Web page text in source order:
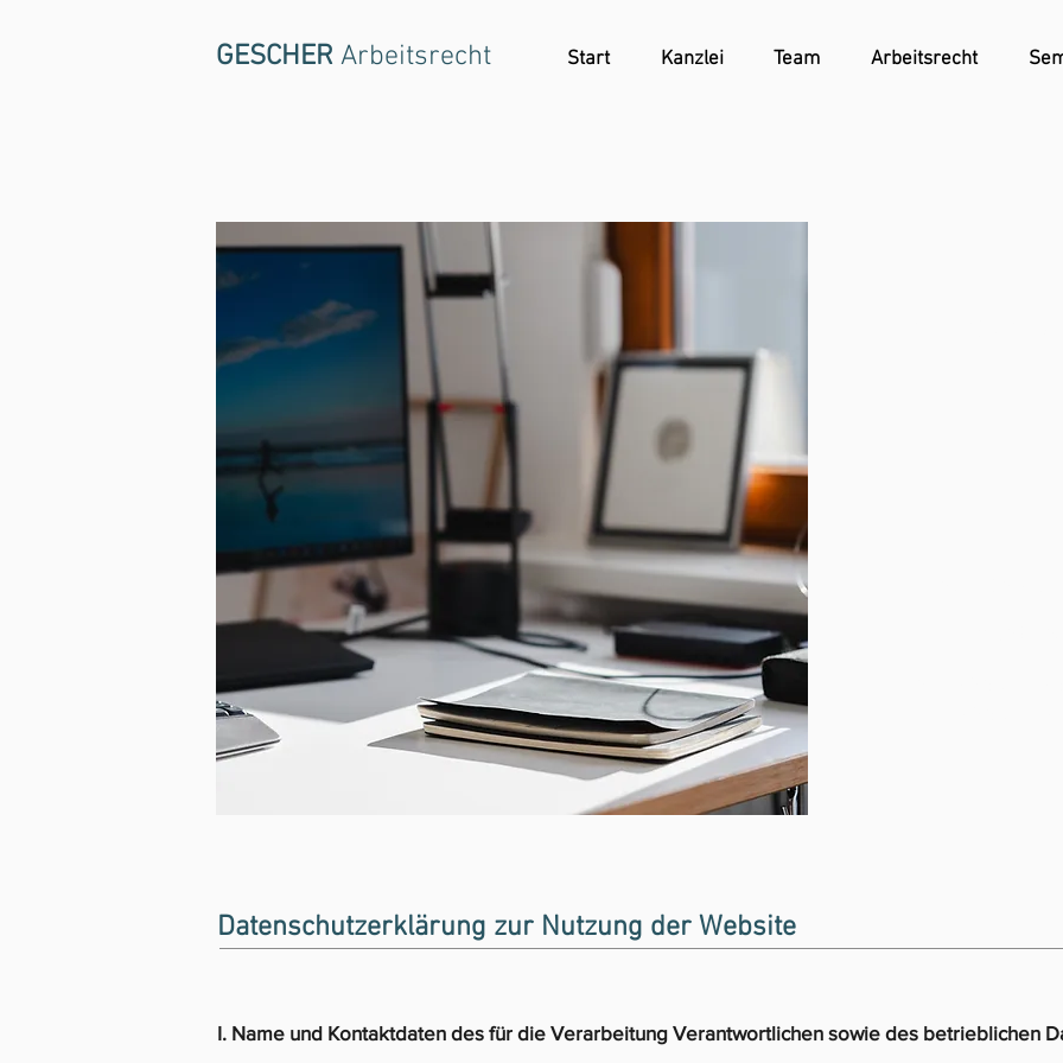
GESCHER Arbeitsrecht Start Kanzlei Team Arbeitsrecht
Datenschutzerklärung zur Nutzung der Website
I. Name und Kontaktdaten des für die Verarbeitung Verantwortlichen sowie des betrieblichen